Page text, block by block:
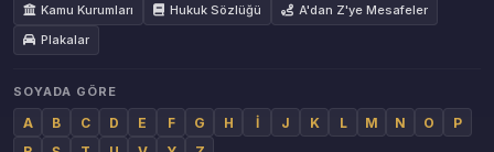
Kamu Kurumları
Hukuk Sözlüğü
A'dan Z'ye Mesafeler
Plakalar
SOYADA GÖRE
A B C D E F G H İ J K L M N O
P